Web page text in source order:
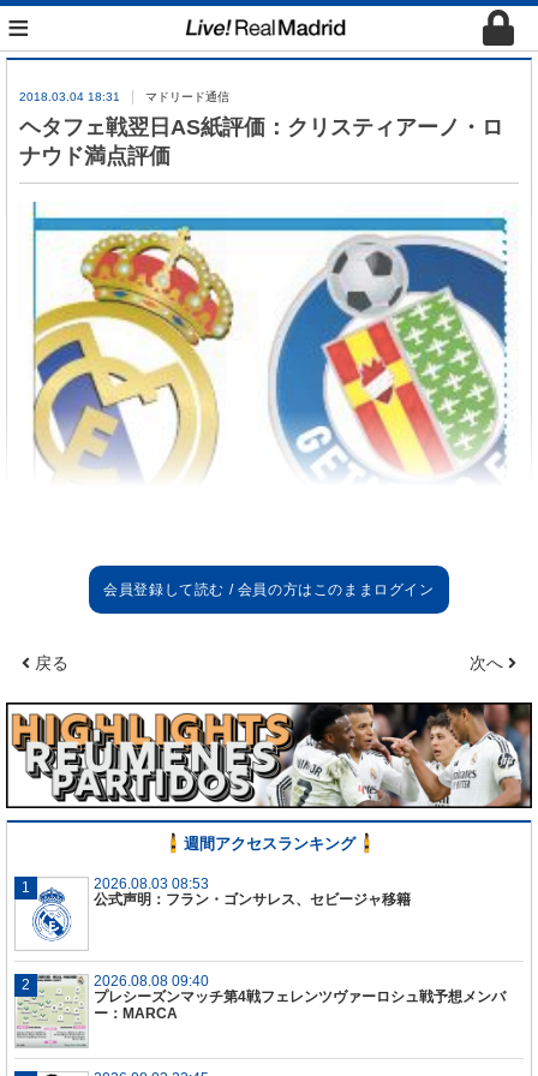
≡
2018.03.04 18:31 マドリード通信
ヘタフェ戦翌日AS紙評価：クリスティアーノ・ロ
ナウド満点評価
戻る 次へ
週間アクセスランキング
2026.08.03 08:53
公式声明：フラン・ゴンサレス、セビージャ移籍
2026.08.08 09:40
プレシーズンマッチ第4戦フェレンツヴァーロシュ戦予想メンバ
ー：MARCA